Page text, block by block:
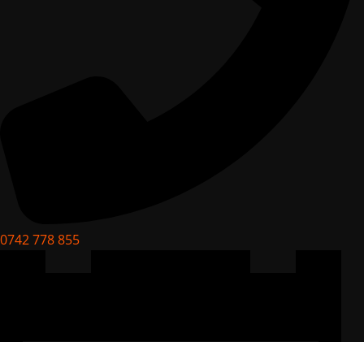
0742 778 855